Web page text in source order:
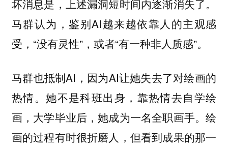
坏消息是，上述漏洞短时间内逐渐消失了。
马群认为，鉴别AI越来越依靠人的主观感
受，“没有灵性”，或者“有一种非人质感”。
马群也抵制AI，因为AI让她失去了对绘画的
热情。她不是科班出身，靠热情去自学绘
画，大学毕业后，她成为一名全职画手。绘
画的过程有时很折磨人，但看到成果的那一